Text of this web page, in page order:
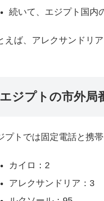
続いて、エジプト国内
えば、アレクサンドリ
エジプトの市外局
プトでは固定電話と携
カイロ：2
アレクサンドリア：3